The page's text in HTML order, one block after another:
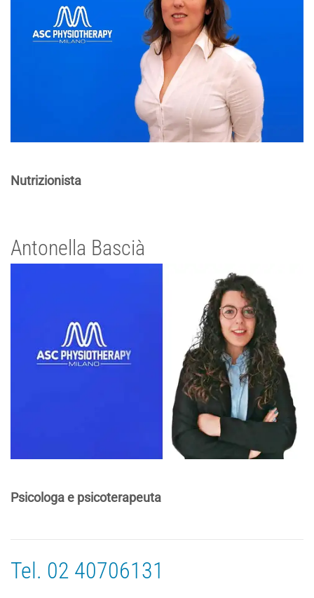
Nutrizionista
Antonella Bascià
Psicologa e psicoterapeuta
Tel. 02 40706131